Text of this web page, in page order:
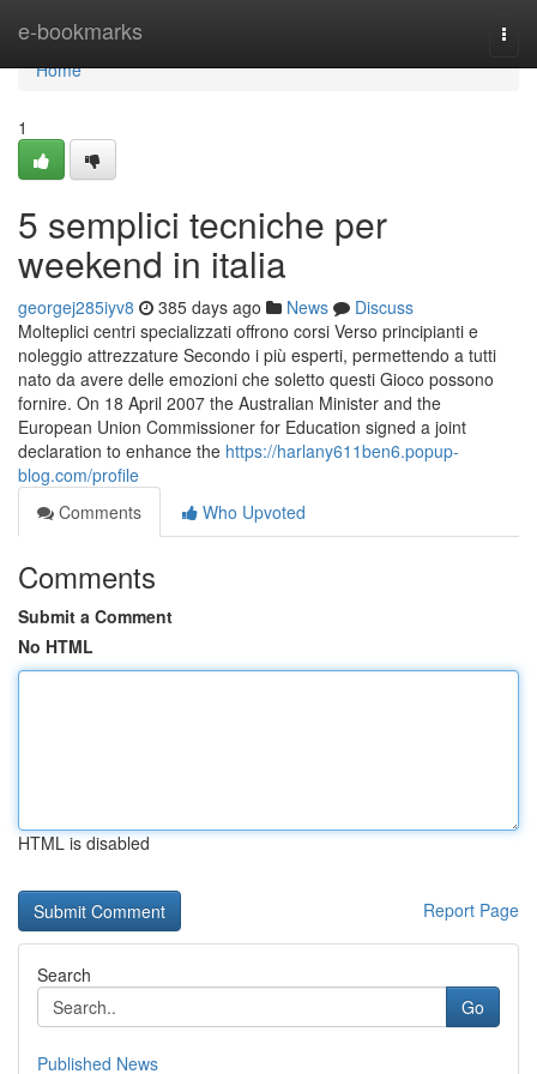
e-bookmarks
Home
Home
1
5 semplici tecniche per
weekend in italia
georgej285iyv8 385 days ago News
Discuss
Molteplici centri specializzati offrono corsi Verso principianti e
noleggio attrezzature Secondo i più esperti, permettendo a tutti
nato da avere delle emozioni che soletto questi Gioco possono
fornire. On 18 April 2007 the Australian Minister and the
European Union Commissioner for Education signed a joint
declaration to enhance the https://harlany611ben6.popup-
blog.com/profile
Comments
Who Upvoted
Comments
Submit a Comment
No HTML
HTML is disabled
Report Page
Search
Go
Published News